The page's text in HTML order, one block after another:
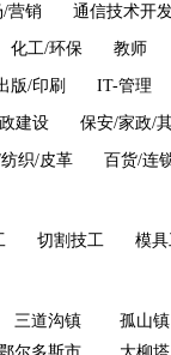
/营销 通信技术开
化工/环保 教师
版/印刷 IT-管理
建设 保安/家政/
织/皮革 百货/连
切割技工 模
三道沟镇 孤山镇